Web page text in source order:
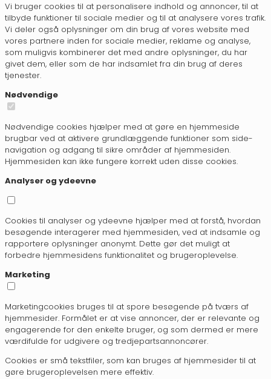
Vi bruger cookies til at personalisere indhold og annoncer, til at
tilbyde funktioner til sociale medier og til at analysere vores trafik.
Vi deler også oplysninger om din brug af vores website med
vores partnere inden for sociale medier, reklame og analyse,
som muligvis kombinerer det med andre oplysninger, du har
givet dem, eller som de har indsamlet fra din brug af deres
tjenester.
Nødvendige
Nødvendige cookies hjælper med at gøre en hjemmeside
brugbar ved at aktivere grundlæggende funktioner som side-
navigation og adgang til sikre områder af hjemmesiden.
Hjemmesiden kan ikke fungere korrekt uden disse cookies.
Analyser og ydeevne
Cookies til analyser og ydeevne hjælper med at forstå, hvordan
besøgende interagerer med hjemmesiden, ved at indsamle og
rapportere oplysninger anonymt. Dette gør det muligt at
forbedre hjemmesidens funktionalitet og brugeroplevelse.
Marketing
Marketingcookies bruges til at spore besøgende på tværs af
hjemmesider. Formålet er at vise annoncer, der er relevante og
engagerende for den enkelte bruger, og som dermed er mere
værdifulde for udgivere og tredjepartsannoncører.
Cookies er små tekstfiler, som kan bruges af hjemmesider til at
gøre brugeroplevelsen mere effektiv.